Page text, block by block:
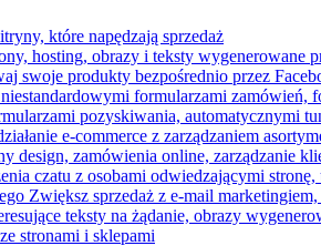
które napędzają sprzedaż
hosting, obrazy i teksty wygenerowane
swoje produkty bezpośrednio przez
formularzami
pozyskiwania, automatycznymi
e-commerce z zarządzaniem
design, zamówienia online, zarządzanie
czatu z osobami odwiedzającymi
Zwiększ sprzedaż z e-mail
teksty na żądanie, obrazy
stronami i sklepami